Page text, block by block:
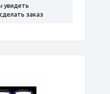
увидеть
заказ